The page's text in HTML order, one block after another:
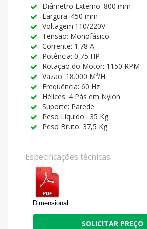
Diâmetro Externo: 800 mm
Largura: 450 mm
Voltagem:110/220V
Tensão: Monofásico
Corrente: 1.78 A
Potência: 0,75 HP
Rotação do Motor: 1150 RPM
Vazão: 18.000 M³/H
Frequência: 60 Hz
Hélices: 4 Pás em Nylon
Suporte: Parede
Peso Liquido : 35 Kg
Peso Bruto: 37,5 Kg
Especificações técnicas:
Dimensional
SOLICITAR PREÇO